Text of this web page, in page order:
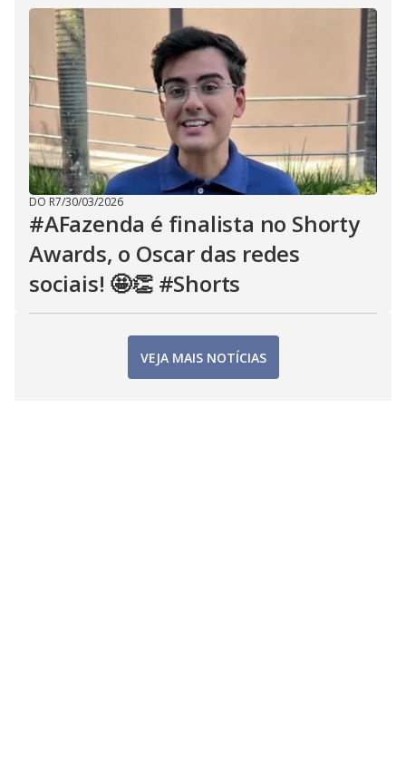
DO R7/30/03/2026
#AFazenda é finalista no Shorty
Awards, o Oscar das redes
sociais! 🤩👏 #Shorts
VEJA MAIS NOTÍCIAS